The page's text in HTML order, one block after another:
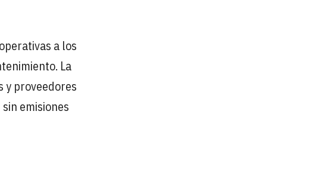
a los
La
y proveedores
emisiones